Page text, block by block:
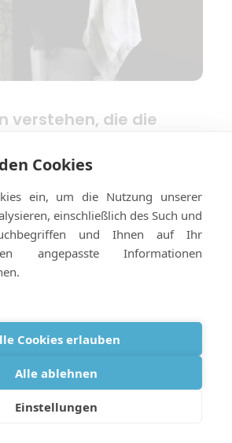
verstehen, die die
Cookies
ein, um die Nutzung unserer
einschließlich des Such und
und Ihnen auf Ihr
angepasste Informationen
Cookies erlauben
Alle ablehnen
Einstellungen